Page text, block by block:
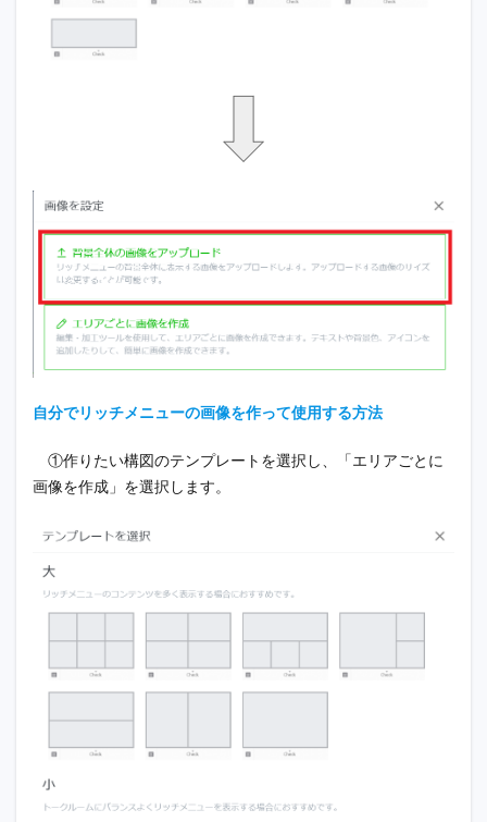
自分でリッチメニューの画像を作って使用する方法
①作りたい構図のテンプレートを選択し、「エリアごとに
画像を作成」を選択します。